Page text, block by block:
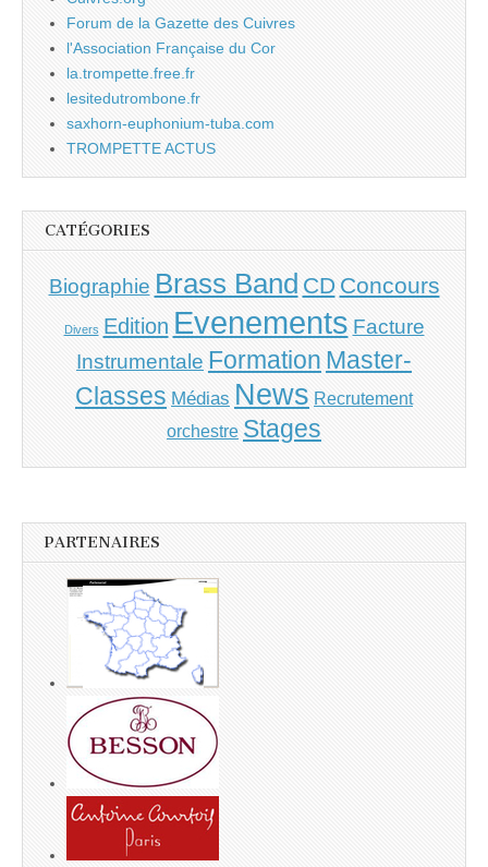
Forum de la Gazette des Cuivres
l'Association Française du Cor
la.trompette.free.fr
lesitedutrombone.fr
saxhorn-euphonium-tuba.com
TROMPETTE ACTUS
CATÉGORIES
Biographie Brass Band CD Concours
Divers Edition Evenements Facture
Instrumentale Formation Master-
Classes Médias News Recrutement
orchestre Stages
PARTENAIRES